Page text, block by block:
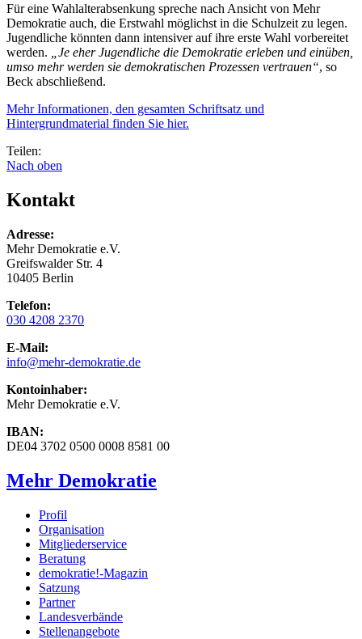
Für eine Wahlalterabsenkung spreche nach Ansicht von Mehr
Demokratie auch, die Erstwahl möglichst in die Schulzeit zu legen.
Jugendliche könnten dann intensiver auf ihre erste Wahl vorbereitet
werden.
„Je eher Jugendliche die Demokratie erleben und einüben,
umso mehr werden sie demokratischen Prozessen vertrauen“, so
Beck abschließend.
Mehr Informationen, den gesamten Schriftsatz und
Hintergrundmaterial finden Sie hier.
Teilen:
Nach oben
Kontakt
Adresse:
Mehr Demokratie e.V.
Greifswalder Str. 4
10405 Berlin
Telefon:
030 4208 2370
E-Mail:
info@mehr-demokratie.de
Kontoinhaber:
Mehr Demokratie e.V.
IBAN:
DE04 3702 0500 0008 8581 00
Mehr Demokratie
Profil
Organisation
Mitgliederservice
Beratung
demokratie!-Magazin
Satzung
Partner
Landesverbände
Stellenangebote